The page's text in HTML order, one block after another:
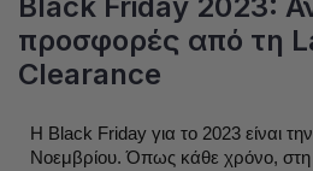
προσφορές από τη
Clearance
Η Black Friday για το 2023 είναι
Νοεμβρίου. Όπως κάθε χρόνο,